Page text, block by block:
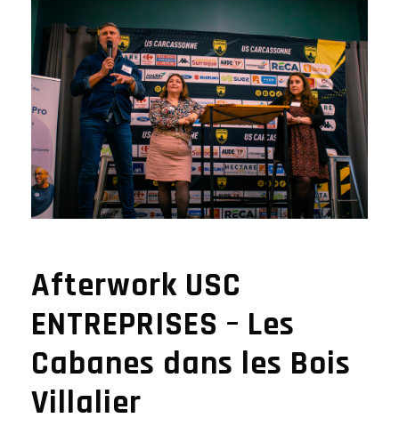
Afterwork USC
ENTREPRISES – Les
Cabanes dans les Bois
Villalier